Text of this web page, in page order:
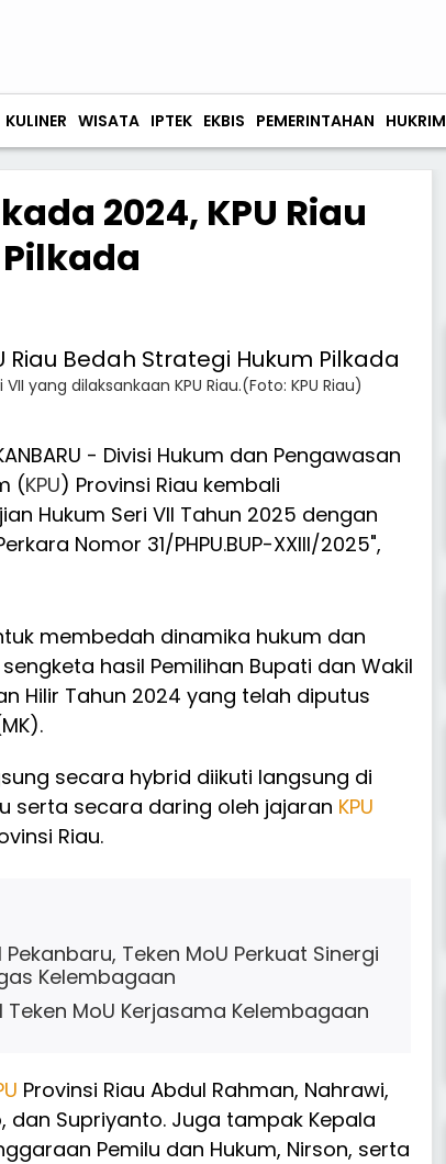
KULINER WISATA IPTEK EKBIS PEMERINTAHAN HUKRIM
2024, KPU Riau
yang dilaksankaan KPU Riau.(Foto: KPU Riau)
- Divisi Hukum dan Pengawasan
(KPU) Provinsi Riau kembali
Hukum Seri VII Tahun 2025 dengan
Nomor 31/PHPU.BUP-XXIII/2025",
membedah dinamika hukum dan
hasil Pemilihan Bupati dan Wakil
Hilir Tahun 2024 yang telah diputus
secara hybrid diikuti langsung di
serta secara daring oleh jajaran KPU
Riau.
Pekanbaru, Teken MoU Perkuat Sinergi
Kelembagaan
Teken MoU Kerjasama Kelembagaan
Provinsi Riau Abdul Rahman, Nahrawi,
dan Supriyanto. Juga tampak Kepala
Pemilu dan Hukum, Nirson, serta